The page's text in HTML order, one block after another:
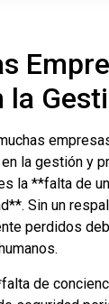
la
la gestión y
la **falta de
Sin un
perdidos
de